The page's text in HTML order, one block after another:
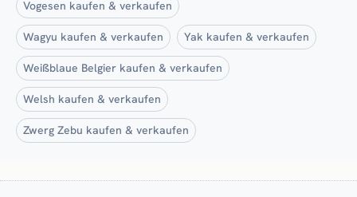
Vogesen kaufen & verkaufen
Wagyu kaufen & verkaufen Yak kaufen & verkaufen
Weißblaue Belgier kaufen & verkaufen
Welsh kaufen & verkaufen
Zwerg Zebu kaufen & verkaufen